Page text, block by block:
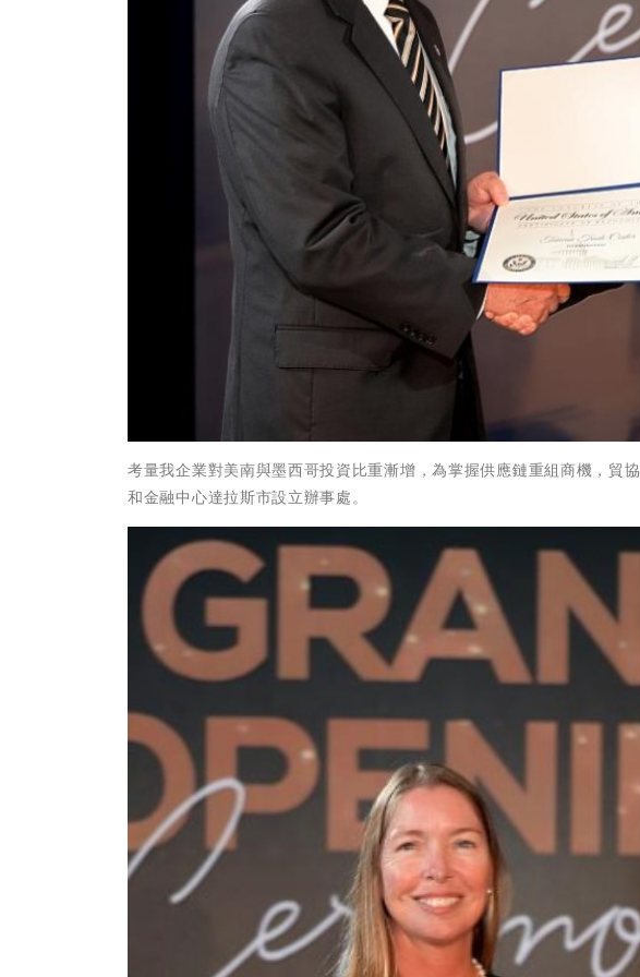
考量我企業對美南與墨西哥投資比重漸增，為掌握供應鏈重組商機，貿
和金融中心達拉斯市設立辦事處。